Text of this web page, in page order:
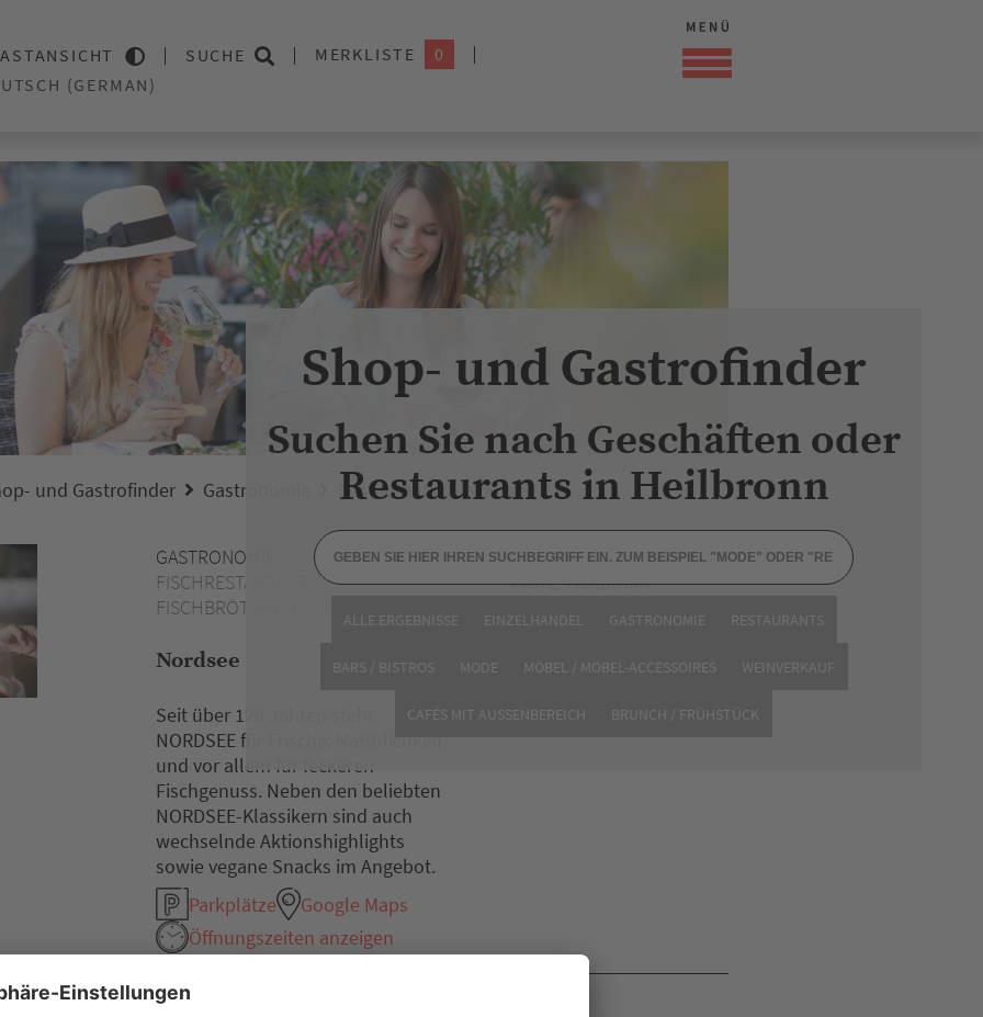
SUCHE MERKLISTE 0
Shop- und Gastrofinder
Suchen Sie nach Geschäften oder
Restaurants in Heilbronn
ALLE ERGEBNISSE EINZELHANDEL GASTRONOMIE RESTAURANTS
BARS / BISTROS MODE MÖBEL / MÖBEL-ACCESSOIRES WEINVERKAUF
CAFÉS MIT AUSSENBEREICH BRUNCH / FRÜHSTÜCK
und Gastrofinder Gastronomie Restaurants Nordsee
GASTRONOMIE
FISCHRESTAURANT /
FISCHBRÖTCHEN / FRISCHFISCH
Nordsee
Seit über 120 Jahren steht
NORDSEE für Frische, Natürlichkeit
und vor allem für leckeren
Fischgenuss. Neben den beliebten
NORDSEE-Klassikern sind auch
wechselnde Aktionshighlights
sowie vegane Snacks im Angebot.
Parkplätze
Google Maps
Öffnungszeiten anzeigen
Fleiner Straße 18
74072 Heilbronn
Website